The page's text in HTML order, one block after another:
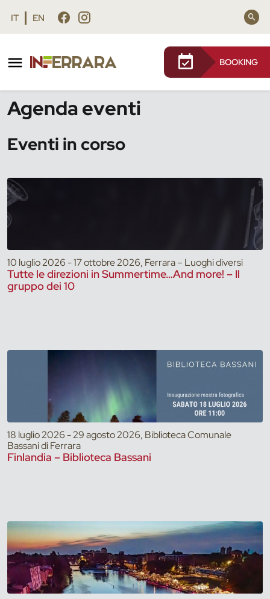
Vai al contenuto principale
Vai al footer
IT EN
BOOKING
Agenda eventi
Eventi in corso
10 luglio 2026 - 17 ottobre 2026, Ferrara – Luoghi diversi
Tutte le direzioni in Summertime…And more! – Il
gruppo dei 10
18 luglio 2026 - 29 agosto 2026, Biblioteca Comunale
Bassani di Ferrara
Finlandia – Biblioteca Bassani